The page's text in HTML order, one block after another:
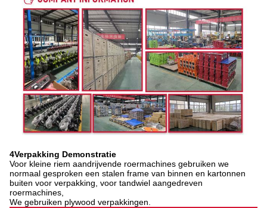
4Verpakking Demonstratie
Voor kleine riem aandrijvende roermachines gebruiken we
normaal gesproken een stalen frame van binnen en kartonnen
buiten voor verpakking, voor tandwiel aangedreven
roermachines,
We gebruiken plywood verpakkingen.